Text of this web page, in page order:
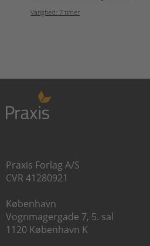
Varighed: 7 timer
Praxis Forlag A/S
CVR 41280921
København
Vognmagergade 7, 5. sal
1120 København K